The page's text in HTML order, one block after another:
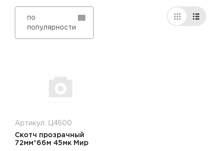
по
популярности
Артикул: Ц4600
Скотч прозрачный
72мм*66м 45мк Мир